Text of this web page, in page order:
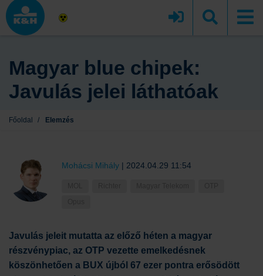
Magyar blue chipek:
Javulás jelei láthatóak
Főoldal / Elemzés
Mohácsi Mihály | 2024.04.29 11:54
Javulás jeleit mutatta az előző héten a magyar
részvénypiac, az OTP vezette emelkedésnek
köszönhetően a BUX újból 67 ezer pontra erősödött